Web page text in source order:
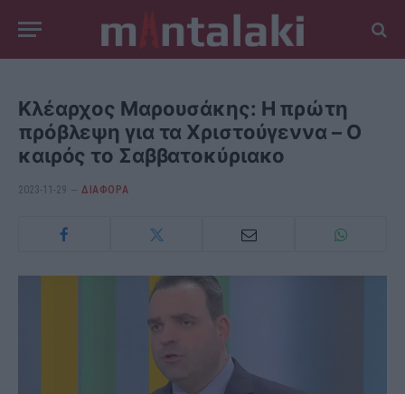
Κλέαρχος Μαρουσάκης: Η πρώτη
πρόβλεψη για τα Χριστούγεννα – Ο
καιρός το Σαββατοκύριακο
2023-11-29 ΔΙΆΦΟΡΑ